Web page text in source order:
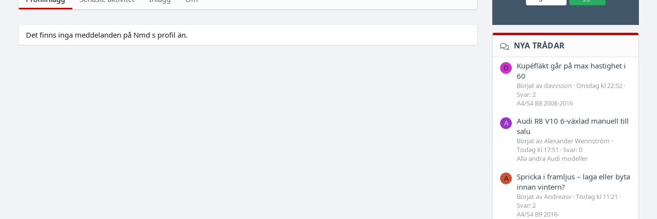
Det finns inga meddelanden på Nmd s profil än.
NYA TRÅDAR
D
Kupéfläkt går på max hastighet i
60
Börjat av davvsson
Onsdag kl 22:52
Svar: 2
A4/S4 B8 2008-2016
A
Audi R8 V10 6-växlad manuell till
salu
Börjat av Alexander Wennström
Tisdag kl 17:51
Svar: 0
Alla andra Audi modeller
A
Spricka i framljus – laga eller byta
innan vintern?
Börjat av Andreasv Tisdag kl 11:21
Svar: 2
A4/S4 B9 2016-